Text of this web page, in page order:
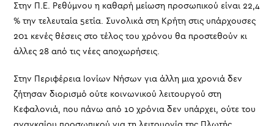
Στην Π.Ε. Ρεθύμνου η καθαρή μείωση προσωπικού είναι 22,4
% την τελευταία 5ετία. Συνολικά στη Κρήτη στις υπάρχουσες
201 κενές θέσεις στο τέλος του χρόνου θα προστεθούν κι
άλλες 28 από τις νέες αποχωρήσεις.
Στην Περιφέρεια Ιονίων Νήσων για άλλη μια χρονιά δεν
ζήτησαν διορισμό ούτε κοινωνικού λειτουργού στη
Κεφαλονιά, που πάνω από 10 χρόνια δεν υπάρχει, ούτε του